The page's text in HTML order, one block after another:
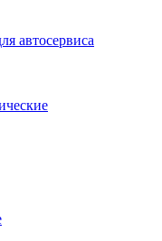
автосервиса